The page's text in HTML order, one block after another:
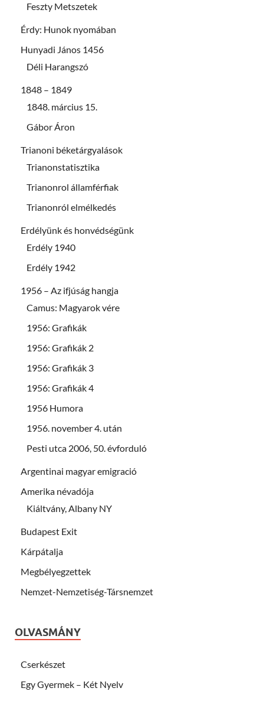
Feszty Metszetek
Érdy: Hunok nyomában
Hunyadi János 1456
Déli Harangszó
1848 – 1849
1848. március 15.
Gábor Áron
Trianoni béketárgyalások
Trianonstatisztika
Trianonrol államférfiak
Trianonról elmélkedés
Erdélyünk és honvédségünk
Erdély 1940
Erdély 1942
1956 – Az ifjúság hangja
Camus: Magyarok vére
1956: Grafikák
1956: Grafikák 2
1956: Grafikák 3
1956: Grafikák 4
1956 Humora
1956. november 4. után
Pesti utca 2006, 50. évforduló
Argentinai magyar emigració
Amerika névadója
Kiáltvány, Albany NY
Budapest Exit
Kárpátalja
Megbélyegzettek
Nemzet-Nemzetiség-Társnemzet
OLVASMÁNY
Cserkészet
Egy Gyermek – Két Nyelv